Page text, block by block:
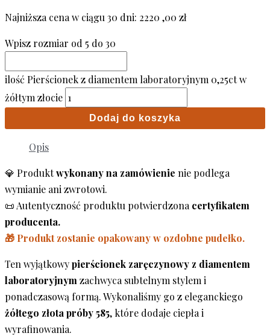
Najniższa cena w ciągu 30 dni: 2220 ,00 zł
Wpisz rozmiar od 5 do 30
ilość Pierścionek z diamentem laboratoryjnym 0,25ct w
żółtym złocie
Dodaj do koszyka
Opis
💎 Produktwykonany na zamówienie nie podlega
wymianie ani zwrotowi.
📜 Autentyczność produktu potwierdzona certyfikatem
producenta.
🎁 Produkt zostanie opakowany w ozdobne pudełko.
Ten wyjątkowypierścionek zaręczynowy z diamentem
laboratoryjnym zachwyca subtelnym stylem i
ponadczasową formą. Wykonaliśmy go z eleganckiego
żółtego złota próby 585, które dodaje ciepła i
wyrafinowania.